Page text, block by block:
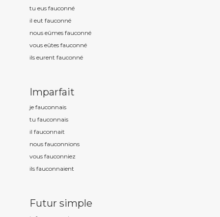
tu eus fauconné
il eut fauconné
nous eûmes fauconné
vous eûtes fauconné
ils eurent fauconné
Imparfait
je fauconnais
tu fauconnais
il fauconnait
nous fauconnions
vous fauconniez
ils fauconnaient
Futur simple